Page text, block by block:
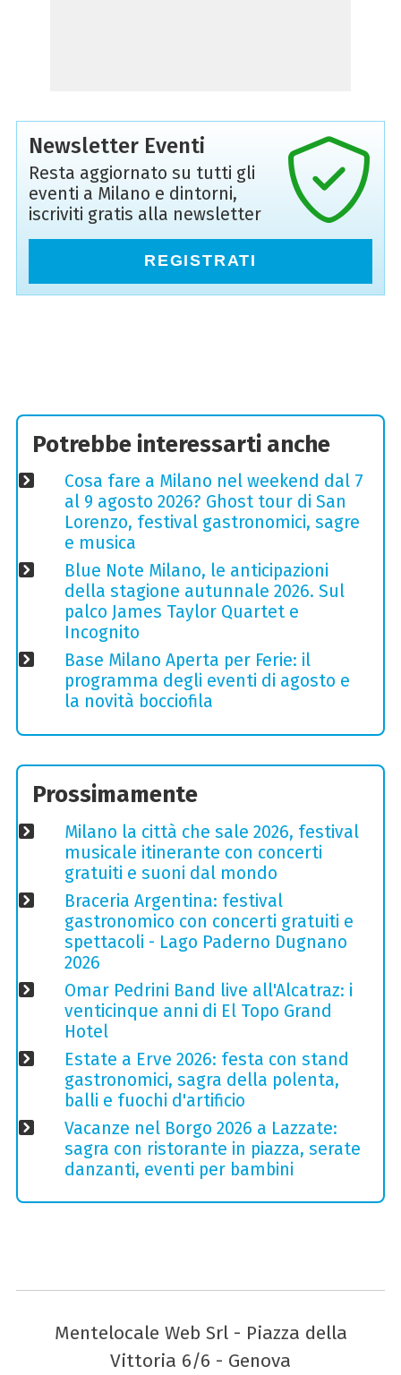
Newsletter Eventi
Resta aggiornato su tutti gli
eventi a Milano e dintorni,
iscriviti gratis alla newsletter
REGISTRATI
Potrebbe interessarti anche
Cosa fare a Milano nel weekend dal 7
al 9 agosto 2026? Ghost tour di San
Lorenzo, festival gastronomici, sagre
e musica
Blue Note Milano, le anticipazioni
della stagione autunnale 2026. Sul
palco James Taylor Quartet e
Incognito
Base Milano Aperta per Ferie: il
programma degli eventi di agosto e
la novità bocciofila
Prossimamente
Milano la città che sale 2026, festival
musicale itinerante con concerti
gratuiti e suoni dal mondo
Braceria Argentina: festival
gastronomico con concerti gratuiti e
spettacoli - Lago Paderno Dugnano
2026
Omar Pedrini Band live all'Alcatraz: i
venticinque anni di El Topo Grand
Hotel
Estate a Erve 2026: festa con stand
gastronomici, sagra della polenta,
balli e fuochi d'artificio
Vacanze nel Borgo 2026 a Lazzate:
sagra con ristorante in piazza, serate
danzanti, eventi per bambini
Mentelocale Web Srl - Piazza della
Vittoria 6/6 - Genova